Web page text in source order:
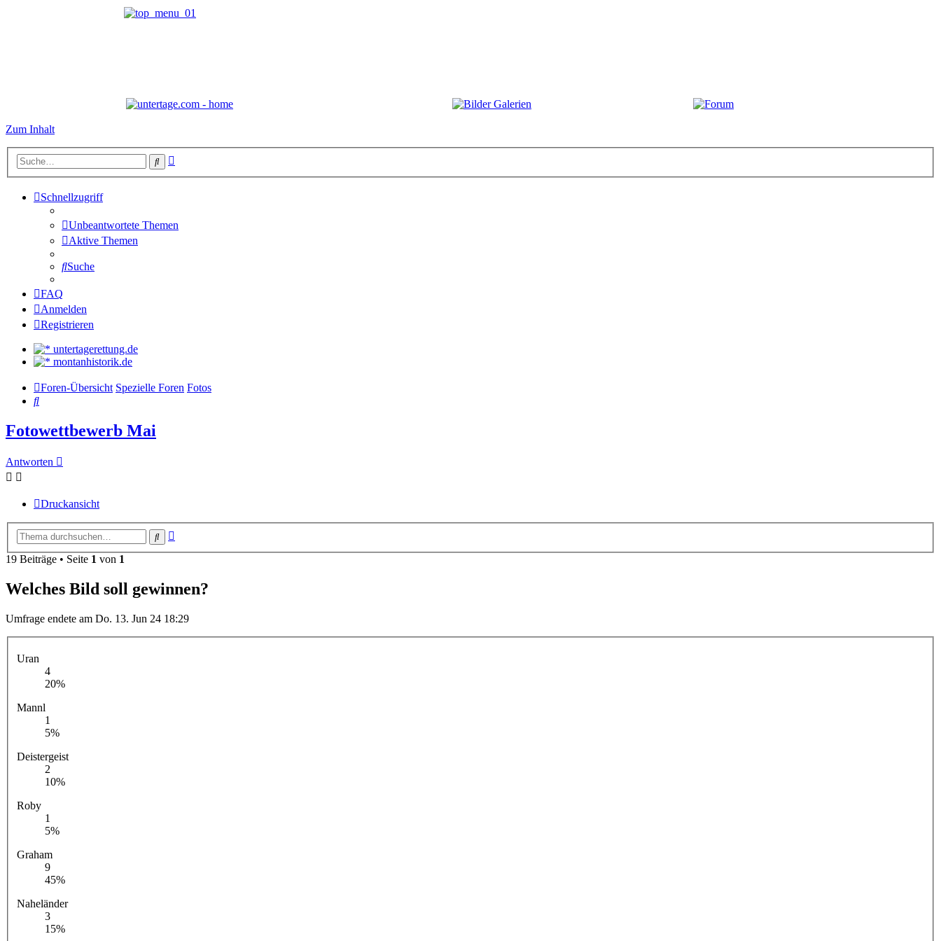
Zum Inhalt
Suche
Schnellzugriff
Unbeantwortete Themen
Aktive Themen
Suche
FAQ
Anmelden
Registrieren
untertagerettung.de
montanhistorik.de
Foren-Übersicht Spezielle Foren Fotos
Suche
Fotowettbewerb Mai
Antworten
Druckansicht
Suche
19 Beiträge • Seite 1 von 1
Welches Bild soll gewinnen?
Umfrage endete am Do. 13. Jun 24 18:29
Uran
4
20%
Mannl
1
5%
Deistergeist
2
10%
Roby
1
5%
Graham
9
45%
Naheländer
3
15%